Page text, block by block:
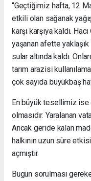
“Geçtiğimiz hafta, 12
etkili olan sağanak
karşı karşıya kaldı.
yaşanan afette
sular altında kaldı.
tarım arazisi
çok sayıda büyükbaş
En büyük tesellimiz ise
olmasıdır. Yaralanan
Ancak geride kalan
halkının uzun süre
açmıştır.
Bugün sorulması